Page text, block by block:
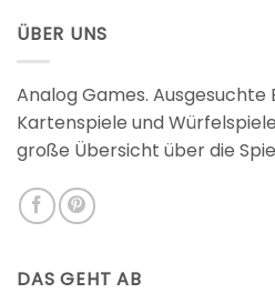
ÜBER UNS
Analog Games. Ausgesuchte
Kartenspiele und
große Übersicht über die
DAS GEHT AB